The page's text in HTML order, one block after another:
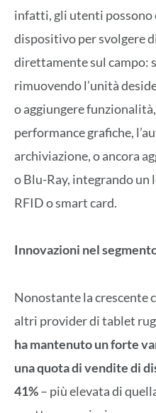
infatti, gli utenti
dispositivo per svolgere
direttamente sul campo:
rimuovendo l’unità
o aggiungere
performance grafiche,
archiviazione, o ancora
o Blu-Ray, integrando
RFID o smart card.
Innovazioni nel
Nonostante la crescente
altri provider di tablet
ha mantenuto un forte
una quota di vendite di
41%– più elevata di